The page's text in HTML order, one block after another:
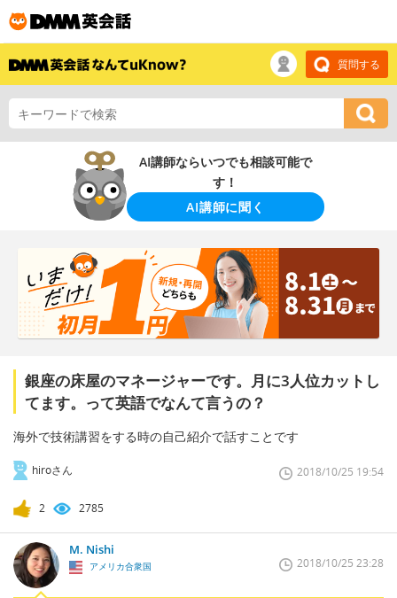
質問する
AI講師ならいつでも相談可能で
す！
AI講師に聞く
銀座の床屋のマネージャーです。月に3人位カットし
てます。って英語でなんて言うの？
海外で技術講習をする時の自己紹介で話すことです
hiroさん 2018/10/25 19:54
2 2785
M. Nishi
アメリカ合衆国 2018/10/25 23:28